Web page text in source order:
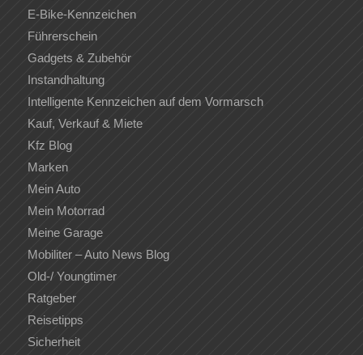
E-Bike-Kennzeichen
Führerschein
Gadgets & Zubehör
Instandhaltung
Intelligente Kennzeichen auf dem Vormarsch
Kauf, Verkauf & Miete
Kfz Blog
Marken
Mein Auto
Mein Motorrad
Meine Garage
Mobiliter – Auto News Blog
Old-/ Youngtimer
Ratgeber
Reisetipps
Sicherheit